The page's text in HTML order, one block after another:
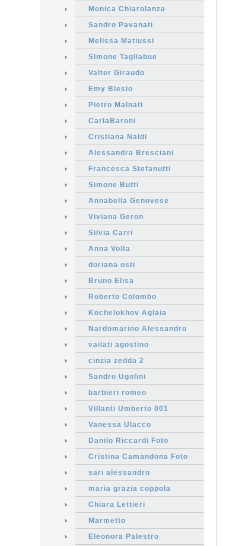
Monica Chiarolanza
Sandro Pavanati
Melissa Matiussi
Simone Tagliabue
Valter Giraudo
Emy Blesio
Pietro Malnati
CarlaBaroni
Cristiana Naldi
Alessandra Bresciani
Francesca Stefanutti
Simone Butti
Annabella Genovese
Viviana Geron
Silvia Carri
Anna Volta
doriana osti
Bruno Elisa
Roberto Colombo
Kochelokhov Aglaia
Nardomarino Alessandro
vailati agostino
cinzia zedda 2
Sandro Ugolini
barbieri romeo
Villanti Umberto 001
Vanessa Ulacco
Danilo Riccardi Foto
Cristina Camandona Foto
sari alessandro
maria grazia coppola
Chiara Lettieri
Marmetto
Eleonora Palestro